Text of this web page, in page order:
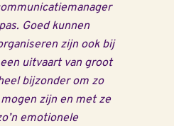
Goed kunnen
zijn ook bij
uitvaart van groot
bijzonder om zo
zijn en met ze
emotionele